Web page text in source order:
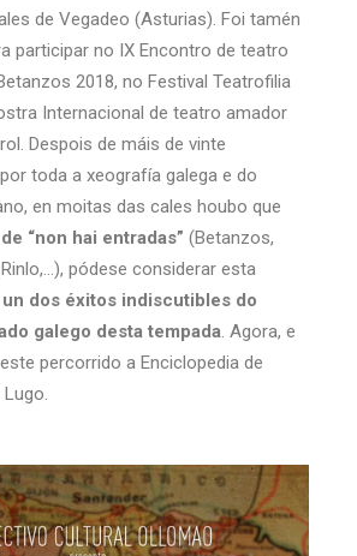
de Vegadeo (Asturias). Foi tamén
participar no IX Encontro de teatro
2018, no Festival Teatrofilia
Internacional de teatro amador
Despois de máis de vinte
toda a xeografía galega e do
en moitas das cales houbo que
“non hai entradas” (Betanzos,
pódese considerar esta
un dos éxitos indiscutibles do
galego desta tempada. Agora, e
percorrido a Enciclopedia de